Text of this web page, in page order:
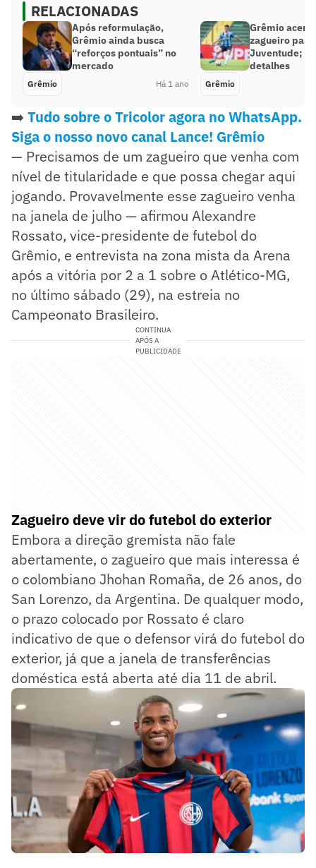
RELACIONADAS
Após reformulação,
Grêmio ainda busca
“reforços pontuais” no
mercado
Grêmio Há 1 ano
Grêmio
zagueiro para
Juventude;
detalhes
Grêmio
➡️ Tudo sobre o Tricolor agora no WhatsApp.
Siga o nosso novo canal Lance! Grêmio
— Precisamos de um zagueiro que venha com
nível de titularidade e que possa chegar aqui
jogando. Provavelmente esse zagueiro venha
na janela de julho — afirmou Alexandre
Rossato, vice-presidente de futebol do
Grêmio, e entrevista na zona mista da Arena
após a vitória por 2 a 1 sobre o Atlético-MG,
no último sábado (29), na estreia no
Campeonato Brasileiro.
CONTINUA
APÓS A
PUBLICIDADE
Zagueiro deve vir do futebol do exterior
Embora a direção gremista não fale
abertamente, o zagueiro que mais interessa é
o colombiano Jhohan Romaña, de 26 anos, do
San Lorenzo, da Argentina. De qualquer modo,
o prazo colocado por Rossato é claro
indicativo de que o defensor virá do futebol do
exterior, já que a janela de transferências
doméstica está aberta até dia 11 de abril.